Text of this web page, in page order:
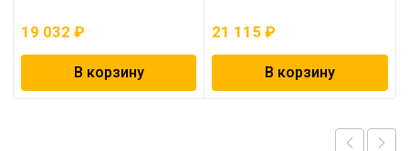
19 032 ₽
В корзину
21 115₽
В корзину